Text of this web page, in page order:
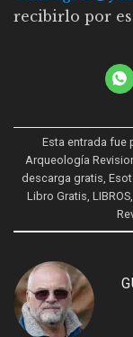
recibirlo por
Esta entrada fue
Arqueología
descarga gratis,
Libro Gratis, LIBROS,